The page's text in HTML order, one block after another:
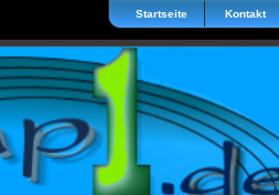
Startseite Kontakt